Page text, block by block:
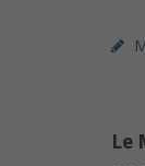
Le